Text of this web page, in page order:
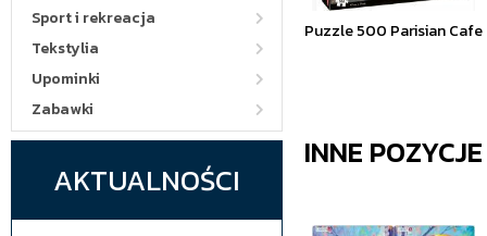
Sport i rekreacja
Tekstylia
Upominki
Zabawki
AKTUALNOŚCI
Puzzle 500 Parisian Cafe
INNE